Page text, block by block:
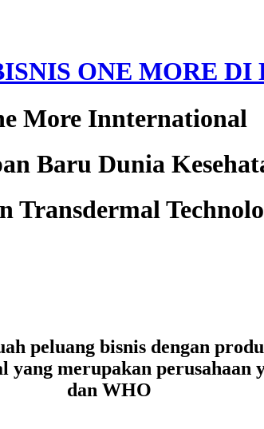
ONE MORE DI
More Innternational
Baru Dunia
Transdermal
peluang bisnis dengan
merupakan perusahaan
dan WHO